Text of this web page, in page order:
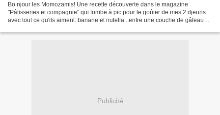
Bo njour les Momozamis! Une recette découverte dans le magazine
"Pâtisseries et compagnie" qui tombe à pic pour le goûter de mes 2 djeuns
avec tout ce qu'ils aiment: banane et nutella...entre une couche de gâteau
Publicité